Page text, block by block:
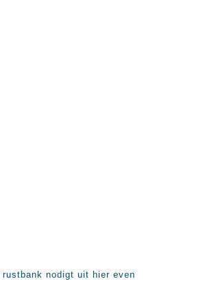
nodigt uit hier even